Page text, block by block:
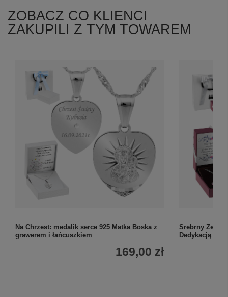
ZOBACZ CO KLIENCI
ZAKUPILI Z TYM TOWAREM
Na Chrzest: medalik serce 925 Matka Boska z
grawerem i łańcuszkiem
169,00 zł
Srebrny
Dedykacją